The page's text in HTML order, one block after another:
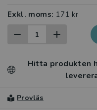
Exkl. moms: 171 kr
Hitta produkten
Provläs